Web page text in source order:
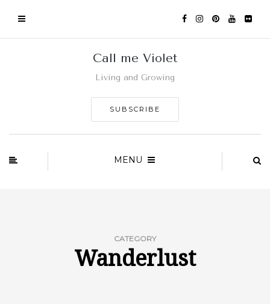
Call me Violet
Living and Growing
SUBSCRIBE
MENU
CATEGORY
Wanderlust